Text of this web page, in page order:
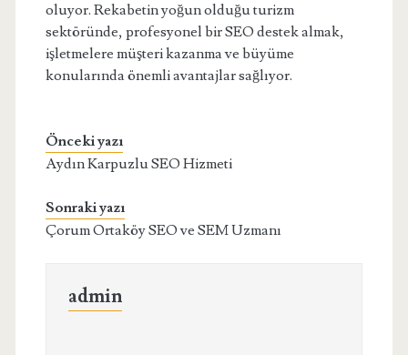
oluyor. Rekabetin yoğun olduğu turizm
sektöründe, profesyonel bir SEO destek almak,
işletmelere müşteri kazanma ve büyüme
konularında önemli avantajlar sağlıyor.
Önceki yazı
Aydın Karpuzlu SEO Hizmeti
Sonraki yazı
Çorum Ortaköy SEO ve SEM Uzmanı
admin